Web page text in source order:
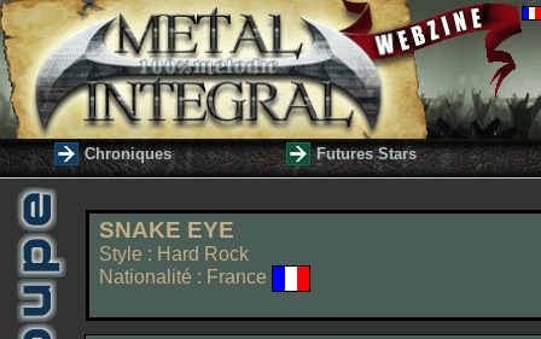
Chroniques Futures Stars
SNAKE EYE
Style : Hard Rock
Nationalité : France